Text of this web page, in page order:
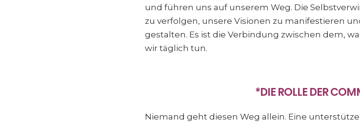
und führen uns auf unserem Weg. Die
zu verfolgen, unsere Visionen zu manifestieren
gestalten. Es ist die Verbindung zwischen dem,
wir täglich tun.
*DIE ROLLE DER
Niemand geht diesen Weg allein. Eine